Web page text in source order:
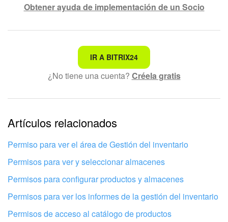
Obtener ayuda de implementación de un Socio
No es lo que estoy buscando
Texto complicado e incomprensible
La información está desactualizada
La explicación es demasiado corta. Necesito más
información
No me gusta cómo funciona esta herramienta
IR A BITRIX24
¿No tiene una cuenta? Créela gratis
Artículos relacionados
Permiso para ver el área de Gestión del inventario
Permisos para ver y seleccionar almacenes
Permisos para configurar productos y almacenes
Permisos para ver los informes de la gestión del inventario
Permisos de acceso al catálogo de productos